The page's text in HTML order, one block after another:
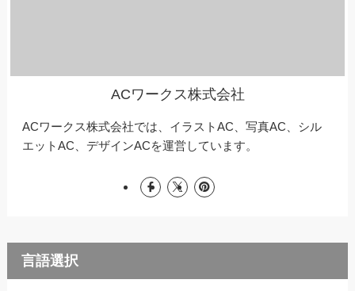
ACワークス株式会社
ACワークス株式会社では、イラストAC、写真AC、シル
エットAC、デザインACを運営しています。
言語選択